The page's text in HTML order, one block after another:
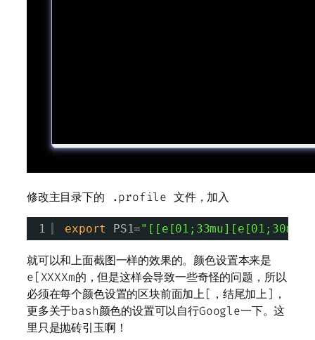
修改主目录下的 .profile 文件，加入
1 export PS1=
就可以和上面截图一样的效果的。颜色设置本来是
e[XXXXm的，但是这样会导致一些奇怪的问题，所以
必须在每个颜色设置的区块前面加上[，结尾加上]，
更多关于bash颜色的设置可以自行Google一下。这
里只是抛砖引玉啊！